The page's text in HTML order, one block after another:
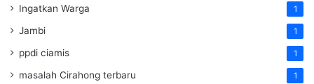
Ingatkan Warga 1
Jambi 1
ppdi ciamis 1
masalah Cirahong terbaru 1